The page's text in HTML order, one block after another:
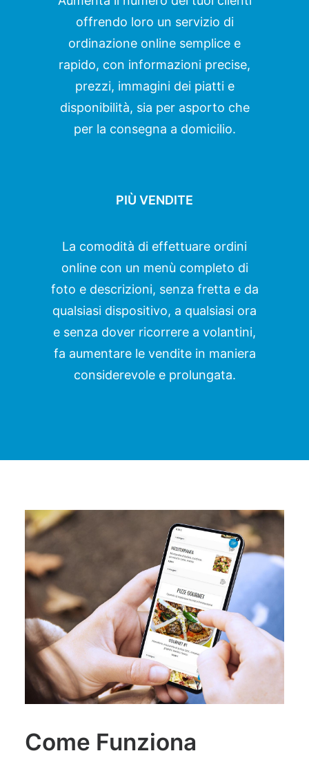
offrendo loro un servizio di
ordinazione online semplice e
rapido, con informazioni precise,
prezzi, immagini dei piatti e
disponibilità, sia per asporto che
per la consegna a domicilio.
PIÙ VENDITE
La comodità di effettuare ordini
online con un menù completo di
foto e descrizioni, senza fretta e da
qualsiasi dispositivo, a qualsiasi ora
e senza dover ricorrere a volantini,
fa aumentare le vendite in maniera
considerevole e prolungata.
Come Funziona